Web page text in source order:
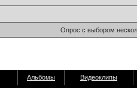
Опрос с выбором
Альбомы Видеоклипы